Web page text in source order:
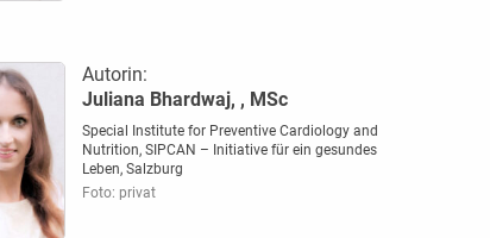
Autorin:
Juliana Bhardwaj, , MSc
Special Institute for Preventive Cardiology and
Nutrition, SIPCAN – Initiative für ein gesundes
Leben, Salzburg
Foto: privat